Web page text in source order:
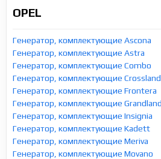
OPEL
Генератор, комплектующие Ascona
Генератор, комплектующие Astra
Генератор, комплектующие Combo
Генератор, комплектующие
Генератор, комплектующие Frontera
Генератор, комплектующие
Генератор, комплектующие Insignia
Генератор, комплектующие Kadett
Генератор, комплектующие Meriva
Генератор, комплектующие Movano